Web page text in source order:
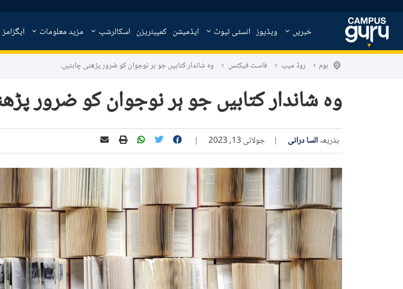
خبریں ویڈیوز انسٹی ٹیوٹ ایڈمیشن کمپیئریزن اسکالرشپ مزید معلومات
ہوم روڈ میپ فاسٹ فیکٹس وہ شاندار کتابیں جو ہر نوجوان کو ضرور پڑھنی چاہئیں۔
وہ شاندار کتابیں جو ہر نوجوان کو ضرور
بذریعہالسا درانی | جولائی 13, 2023 |